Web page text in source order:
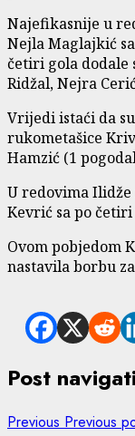
Najefikasnije u
Nejla Maglajkić
četiri gola dodale
Ridžal, Nejra
Vrijedi istaći da
rukometašice
Hamzić (1
U redovima
Kevrić sa po
Ovom pobjedom
nastavila borbu
Post
Previous Previous